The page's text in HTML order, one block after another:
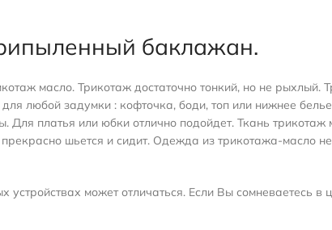
баклажан.
масло. Трикотаж достаточно тонкий, но не рыхлый.
любой задумки : кофточка, боди, топ или нижнее
Для платья или юбки отлично подойдет. Ткань
шьется и сидит. Одежда из трикотажа-масло
может отличаться. Если Вы сомневаетесь в